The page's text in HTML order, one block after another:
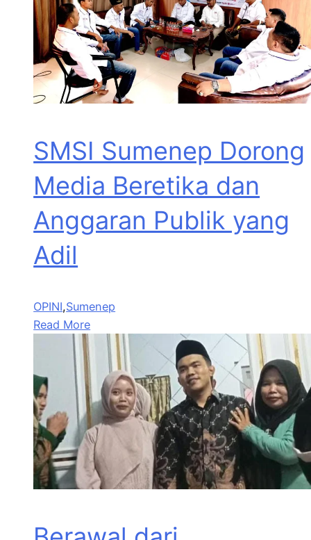
SMSI Sumenep Dorong
Media Beretika dan
Anggaran Publik yang
Adil
OPINI,Sumenep
Read More